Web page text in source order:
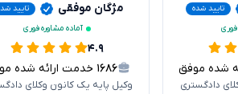
تایید شده
فوری
موفق
دادگستری
مژگان موفقی
تایید
آماده مشاوره فوری
۴.۹
۱۶۸۶ خدمت ارائه شده موفق
وکیل پایه یک کانون وکلای